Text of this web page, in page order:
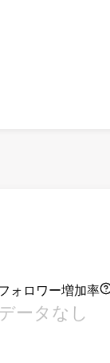
ォロワー増加率
ータなし